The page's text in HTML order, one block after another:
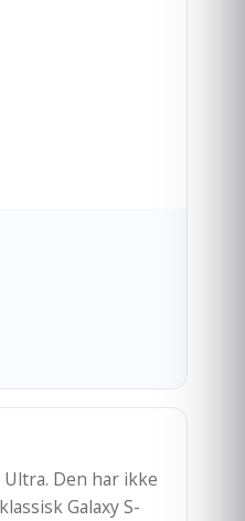
Den har ikke
Galaxy S-